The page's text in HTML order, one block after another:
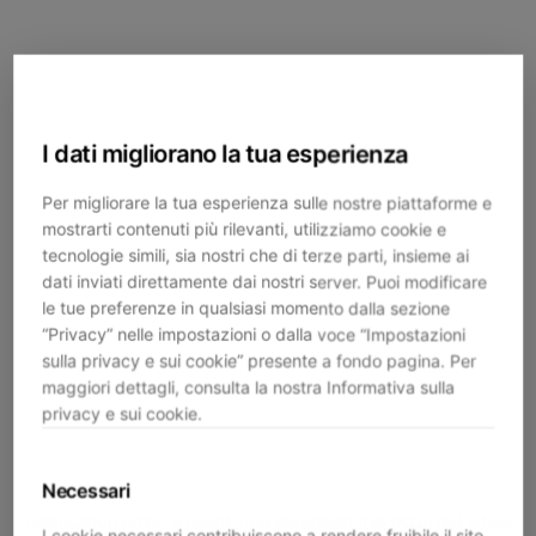
I dati migliorano la tua esperienza
Per migliorare la tua esperienza sulle nostre piattaforme e
mostrarti contenuti più rilevanti, utilizziamo cookie e
tecnologie simili, sia nostri che di terze parti, insieme ai
dati inviati direttamente dai nostri server. Puoi modificare
le tue preferenze in qualsiasi momento dalla sezione
“Privacy” nelle impostazioni o dalla voce “Impostazioni
sulla privacy e sui cookie” presente a fondo pagina. Per
maggiori dettagli, consulta la nostra Informativa sulla
privacy e sui cookie.
Necessari